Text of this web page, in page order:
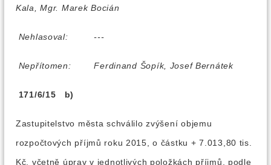
Kala, Mgr. Marek Bocián
Nehlasoval: ---
Nepřítomen: Ferdinand Šopík, Josef Bernátek
171/6/15 b)
Zastupitelstvo města schválilo zvýšení objemu
rozpočtových příjmů roku 2015, o částku + 7.013,80 tis.
Kč, včetně úprav v jednotlivých položkách příjmů, podle